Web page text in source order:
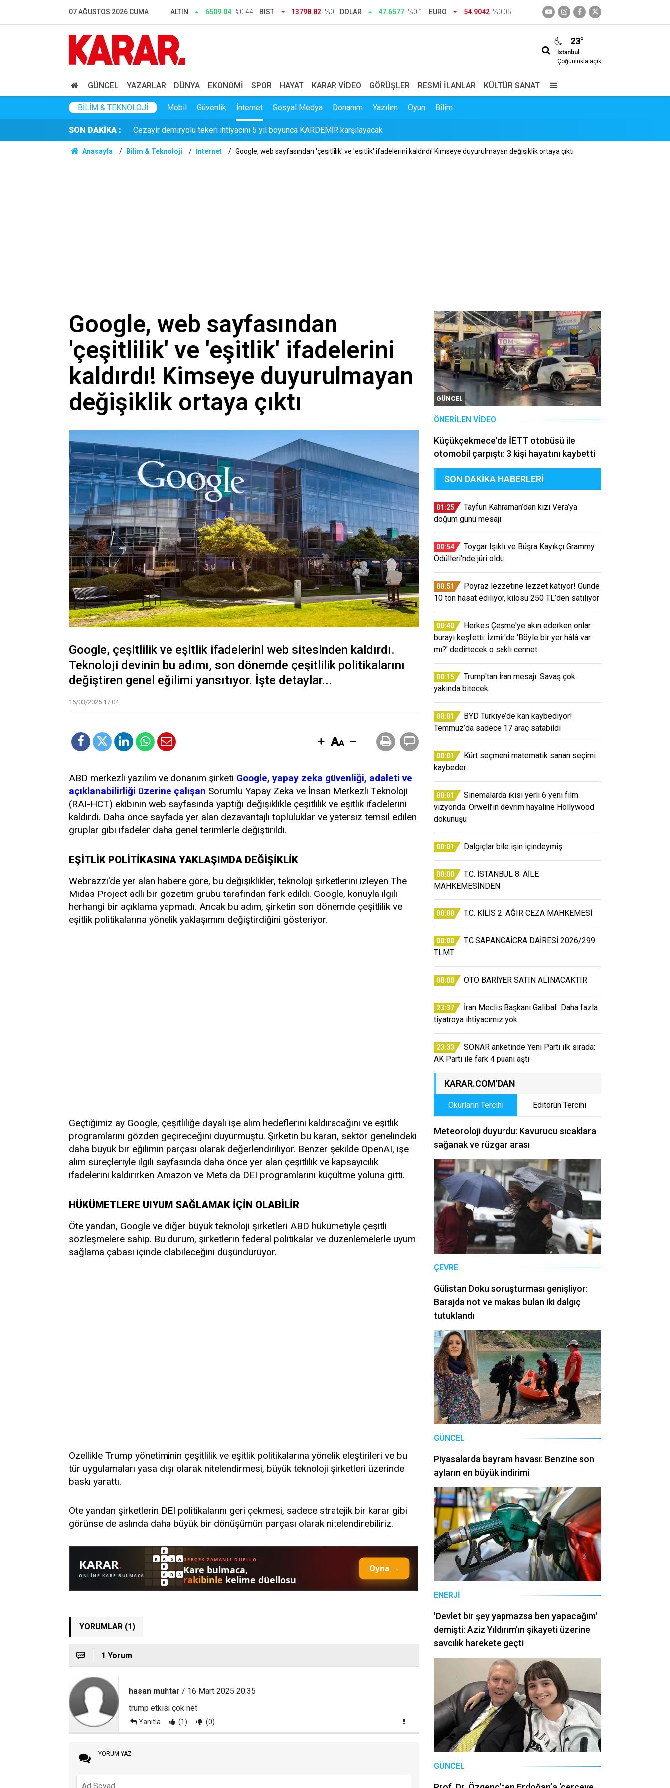
07 AĞUSTOS 2026 CUMA ALTIN 6509.04 %0.44 BIST 13798.82 %0 DOLAR 47.6577 %0.1 EURO 54.9042 %0.05
23°
İstanbul
Çoğunlukla açık
GÜNCEL YAZARLAR DÜNYA EKONOMI SPOR HAYAT KARAR VIDEO GÖRÜŞLER RESMI İLANLAR KÜLTÜR SANAT
BILIM & TEKNOLOJI Mobil Güvenlik İnternet Sosyal Medya Donanım Yazılım Oyun Bilim
SON DAKİKA :
SONAR anketinde Yeni Parti ilk sırada: AK Parti ile fark 4 puanı aştı
Tahliye edilen Çaykara’dan ilk açıklama: İçimiz buruk
Cezayir demiryolu tekeri ihtiyacını 5 yıl boyunca KARDEMİR karşılayacak
Günaydın YENİ Parti Artvin il başkanlığı açılışında konuştu: Ferman padişahınsa meydanlar bizimdir
Çerçeve yasa sonrası Diyanet’ten “kardeşlik” hutbesi: Farklılıklarımız bizi yekvücut kılacak
Anasayfa Bilim & Teknoloji İnternet Google, web sayfasından 'çeşitlilik' ve 'eşitlik' ifadelerini kaldırdı! Kimseye duyurulmayan değişiklik ortaya çıktı
Google, web sayfasından
'çeşitlilik' ve 'eşitlik' ifadelerini
kaldırdı! Kimseye duyurulmayan
değişiklik ortaya çıktı
Google, çeşitlilik ve eşitlik ifadelerini web sitesinden kaldırdı.
Teknoloji devinin bu adımı, son dönemde çeşitlilik politikalarını
değiştiren genel eğilimi yansıtıyor. İşte detaylar...
16/03/2025 17:04
ABD merkezli yazılım ve donanım şirketi Google, yapay zeka güvenliği, adaleti ve
açıklanabilirliği üzerine çalışan Sorumlu Yapay Zeka ve İnsan Merkezli Teknoloji
(RAI-HCT) ekibinin web sayfasında yaptığı değişiklikle çeşitlilik ve eşitlik ifadelerini
kaldırdı. Daha önce sayfada yer alan dezavantajlı topluluklar ve yetersiz temsil edilen
gruplar gibi ifadeler daha genel terimlerle değiştirildi.
EŞİTLİK POLİTİKASINA YAKLAŞIMDA DEĞİŞİKLİK
Webrazzi'de yer alan habere göre, bu değişiklikler, teknoloji şirketlerini izleyen The
Midas Project adlı bir gözetim grubu tarafından fark edildi. Google, konuyla ilgili
herhangi bir açıklama yapmadı. Ancak bu adım, şirketin son dönemde çeşitlilik ve
eşitlik politikalarına yönelik yaklaşımını değiştirdiğini gösteriyor.
Geçtiğimiz ay Google, çeşitliliğe dayalı işe alım hedeflerini kaldıracağını ve eşitlik
programlarını gözden geçireceğini duyurmuştu. Şirketin bu kararı, sektör genelindeki
daha büyük bir eğilimin parçası olarak değerlendiriliyor. Benzer şekilde OpenAI, işe
alım süreçleriyle ilgili sayfasında daha önce yer alan çeşitlilik ve kapsayıcılık
ifadelerini kaldırırken Amazon ve Meta da DEI programlarını küçültme yoluna gitti.
HÜKÜMETLERE UIYUM SAĞLAMAK İÇİN OLABİLİR
Öte yandan, Google ve diğer büyük teknoloji şirketleri ABD hükümetiyle çeşitli
sözleşmelere sahip. Bu durum, şirketlerin federal politikalar ve düzenlemelerle uyum
sağlama çabası içinde olabileceğini düşündürüyor.
Özellikle Trump yönetiminin çeşitlilik ve eşitlik politikalarına yönelik eleştirileri ve bu
tür uygulamaları yasa dışı olarak nitelendirmesi, büyük teknoloji şirketleri üzerinde
baskı yarattı.
Öte yandan şirketlerin DEI politikalarını geri çekmesi, sadece stratejik bir karar gibi
görünse de aslında daha büyük bir dönüşümün parçası olarak nitelendirebiliriz.
YORUMLAR (1)
1 Yorum
hasan muhtar / 16 Mart 2025 20:35
trump etkisi çok net
Yanıtla (1) (0)
YORUM YAZ
GÜNCEL
ÖNERILEN VIDEO
Küçükçekmece'de İETT otobüsü ile
otomobil çarpıştı: 3 kişi hayatını kaybetti
SON DAKIKA HABERLERI
01:25
Tayfun Kahraman’dan kızı Vera’ya
doğum günü mesajı
00:54
Toygar Işıklı ve Büşra Kayıkçı Grammy
Ödülleri'nde jüri oldu
00:51
Poyraz lezzetine lezzet katıyor! Günde
10 ton hasat ediliyor, kilosu 250 TL’den satılıyor
00:40
Herkes Çeşme'ye akın ederken onlar
burayı keşfetti: İzmir'de 'Böyle bir yer hâlâ var
mı?' dedirtecek o saklı cennet
00:15
Trump'tan İran mesajı: Savaş çok
yakında bitecek
00:01
BYD Türkiye’de kan kaybediyor!
Temmuz’da sadece 17 araç satabildi
00:01
Kürt seçmeni matematik sanan seçimi
kaybeder
00:01
Sinemalarda ikisi yerli 6 yeni film
vizyonda: Orwell’ın devrim hayaline Hollywood
dokunuşu
00:01 Dalgıçlar bile işin içindeymiş
00:00
T.C. İSTANBUL 8. AİLE
MAHKEMESİNDEN
00:00 T.C. KİLİS 2. AĞIR CEZA MAHKEMESİ
00:00
T.C.SAPANCAİCRA DAİRESİ 2026/299
TLMT.
00:00 OTO BARİYER SATIN ALINACAKTIR
23:37
İran Meclis Başkanı Galibaf: Daha fazla
tiyatroya ihtiyacımız yok
23:33
SONAR anketinde Yeni Parti ilk sırada:
AK Parti ile fark 4 puanı aştı
KARAR.COM’DAN
Okurların Tercihi Editörün Tercihi
Meteoroloji duyurdu: Kavurucu sıcaklara
sağanak ve rüzgar arası
ÇEVRE
Gülistan Doku soruşturması genişliyor:
Barajda not ve makas bulan iki dalgıç
tutuklandı
GÜNCEL
Piyasalarda bayram havası: Benzine son
ayların en büyük indirimi
ENERJI
'Devlet bir şey yapmazsa ben yapacağım'
demişti: Aziz Yıldırım'ın şikayeti üzerine
savcılık harekete geçti
GÜNCEL